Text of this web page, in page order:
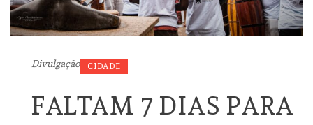
Divulgação CIDADE
FALTAM 7 DIAS PARA